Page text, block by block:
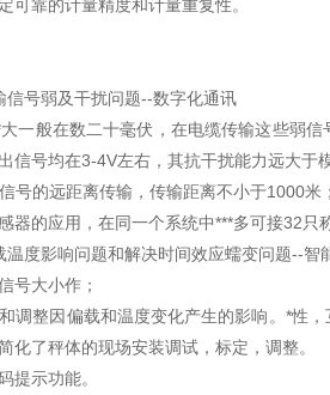
可靠的计量精度和计量重复性。
号弱及干扰问题--数字化通讯
般在数二十毫伏，在电缆传输这些弱信
信号均在3-4V左右，其抗干扰能力远大于
的远距离传输，传输距离不小于1000米
的应用，在同一个系统中***多可接32只
度影响问题和解决时间效应蠕变问题--智
大小作；
因偏载和温度变化产生的影响。*性，
化了秤体的现场安装调试，标定，调整。
示功能。